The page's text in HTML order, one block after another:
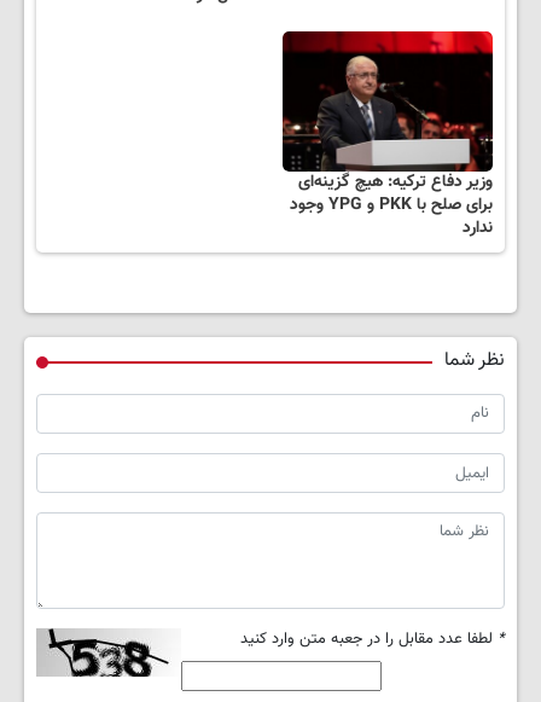
وزیر دفاع ترکیه: هیچ گزینه‌ای
برای صلح با PKK و YPG وجود
ندارد
نظر شما
* لطفا عدد مقابل را در جعبه متن وارد کنید